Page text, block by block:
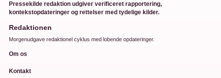
Pressekilde redaktion udgiver verificeret rapportering,
kontekstopdateringer og rettelser med tydelige kilder.
Redaktionen
Morgenudgave redaktionel cyklus med lobende opdateringer.
Om os
Kontakt